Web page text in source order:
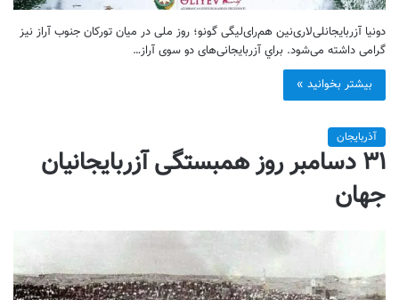
دونیا آزربایجانلی‌لاری‌نین هم‌رای‌لیگی گونو؛ روز ملی در میان تورکان جنوب آراز نیز
گرامی داشته می‌شود. براي آزربايجانی‌های دو سوی آراز…
بیشتر بخوانید »
آذربایجان
۳۱ دسامبر روز همبستگی آزربایجانیان
جهان